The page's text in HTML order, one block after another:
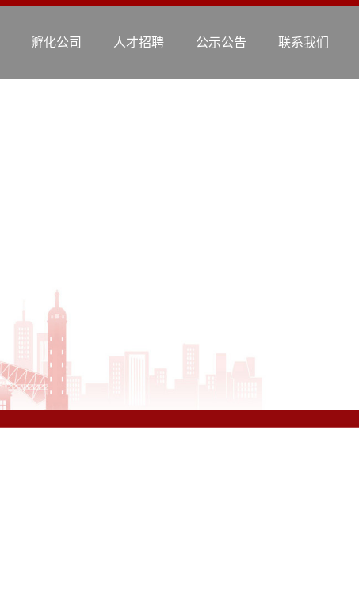
孵化公司 人才招聘 公示公告 联系我们